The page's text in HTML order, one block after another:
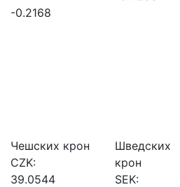
-0.2168
Чешских крон
CZK:
39.0544
Шведских
крон
SEK: